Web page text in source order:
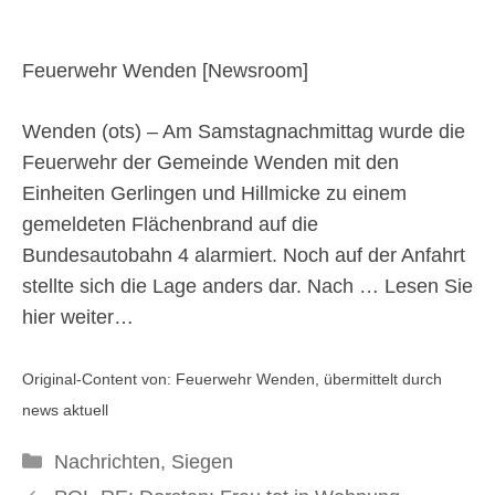
Feuerwehr Wenden [Newsroom]
Wenden (ots) – Am Samstagnachmittag wurde die
Feuerwehr der Gemeinde Wenden mit den
Einheiten Gerlingen und Hillmicke zu einem
gemeldeten Flächenbrand auf die
Bundesautobahn 4 alarmiert. Noch auf der Anfahrt
stellte sich die Lage anders dar. Nach … Lesen Sie
hier weiter…
Original-Content von: Feuerwehr Wenden, übermittelt durch
news aktuell
Kategorien
Nachrichten, Siegen